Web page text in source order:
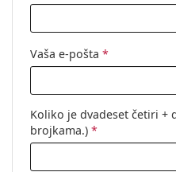
Vaša e-pošta *
Koliko je dvadeset četiri +
brojkama.) *